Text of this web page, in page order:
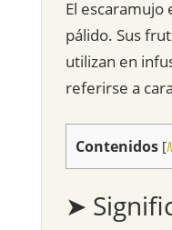
El
pálido. Sus
utilizan en
referirse a
Contenidos [
➤